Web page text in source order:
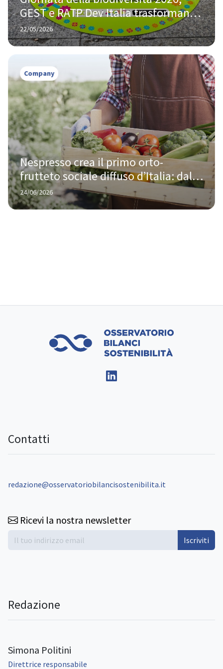
GEST e RATP Dev Italia trasformano
la tramvia di Firenze in un percorso
interattivo con 3Bee
22/05/2026
Company
Nespresso crea il primo orto-
frutteto sociale diffuso d’Italia: dal
riciclo del caffè nuove opportunità
per territori e comunità
24/06/2026
Contatti
redazione@osservatoriobilancisostenibilita.it
Ricevi la nostra newsletter
Iscriviti
Redazione
Simona Politini
Direttrice responsabile